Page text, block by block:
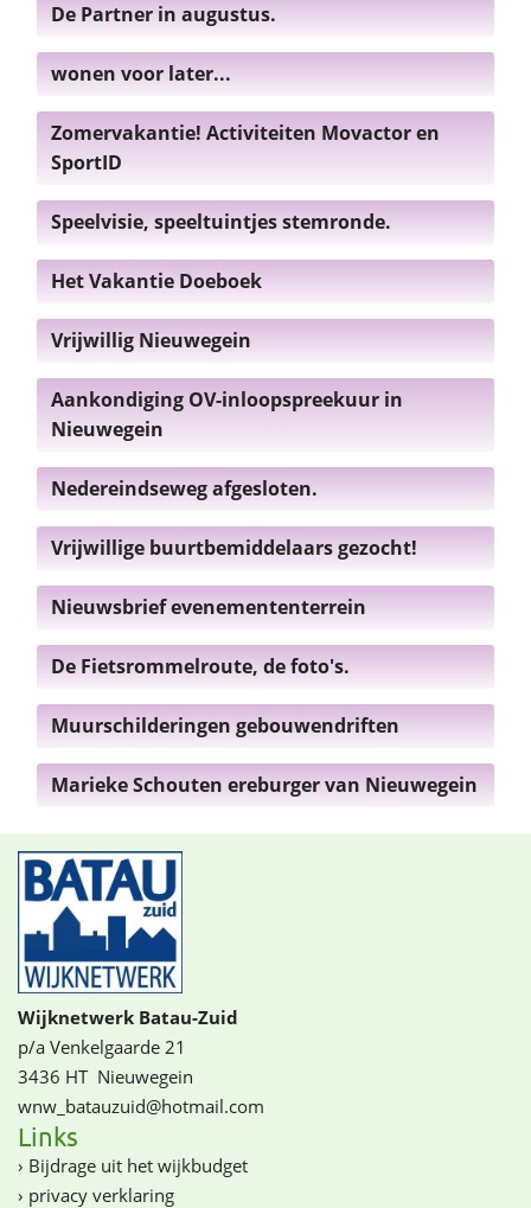
De Partner in augustus.
wonen voor later...
Zomervakantie! Activiteiten Movactor en
SportID
Speelvisie, speeltuintjes stemronde.
Het Vakantie Doeboek
Vrijwillig Nieuwegein
Aankondiging OV-inloopspreekuur in
Nieuwegein
Nedereindseweg afgesloten.
Vrijwillige buurtbemiddelaars gezocht!
Nieuwsbrief evenemententerrein
De Fietsrommelroute, de foto's.
Muurschilderingen gebouwendriften
Marieke Schouten ereburger van Nieuwegein
Wijknetwerk Batau-Zuid
p/a Venkelgaarde 21
3436 HT Nieuwegein
wnw_batauzuid@­­hotmail.com
Links
› Bijdrage uit het wijkbudget
› privacy verklaring